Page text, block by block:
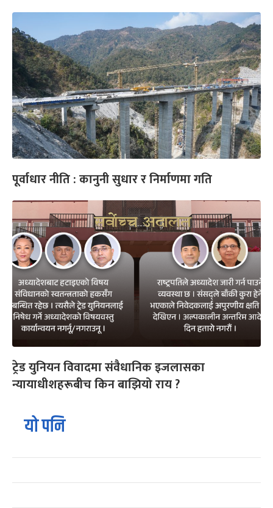
पूर्वाधार नीति : कानुनी सुधार र निर्माणमा गति
ट्रेड युनियन विवादमा संवैधानिक इजलासका
न्यायाधीशहरूबीच किन बाझियो राय ?
यो पनि